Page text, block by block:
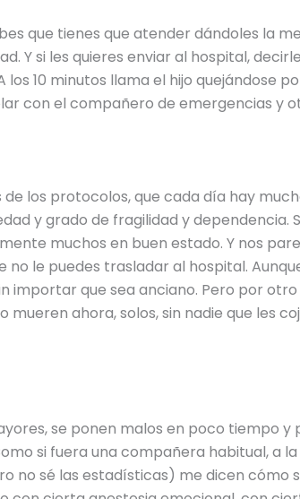
que tienes que atender dándoles la
Y si les quieres enviar al hospital,
10 minutos llama el hijo quejándose
con el compañero de emergencias y
los protocolos, que cada día hay
y grado de fragilidad y dependencia.
muchos en buen estado. Y nos
le puedes trasladar al hospital.
importar que sea anciano. Pero por
ahora, solos, sin nadie que les
se ponen malos en poco tiempo y
si fuera una compañera habitual, a
no sé las estadísticas) me dicen cómo